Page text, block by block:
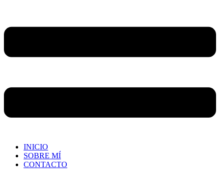
INICIO
SOBRE MÍ
CONTACTO